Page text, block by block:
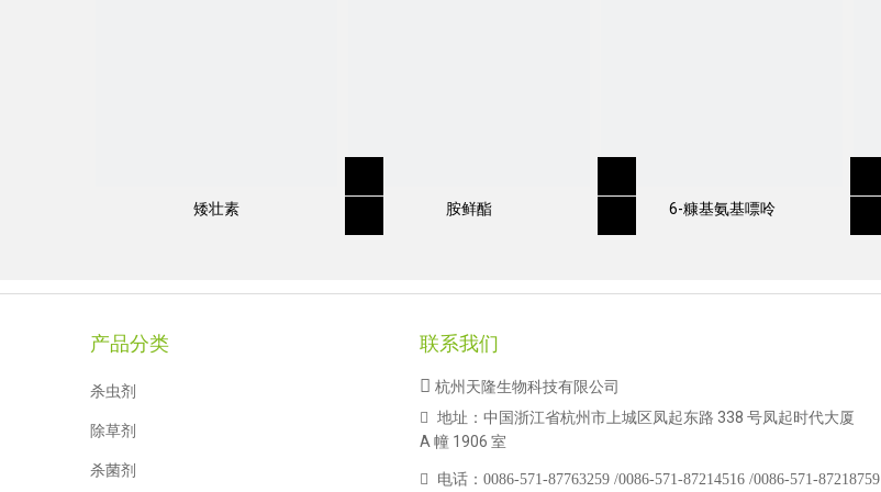
矮壮素 胺鲜酯 6-糠基氨基嘌呤
产品分类
杀虫剂
除草剂
杀菌剂
联系我们
 杭州天隆生物科技有限公司
 地址：中国浙江省杭州市上城区凤起东路 338 号凤起时代大厦
A 幢 1906 室
 电话： 0086-571-87763259 /0086-571-87214516 /0086-571-87218759